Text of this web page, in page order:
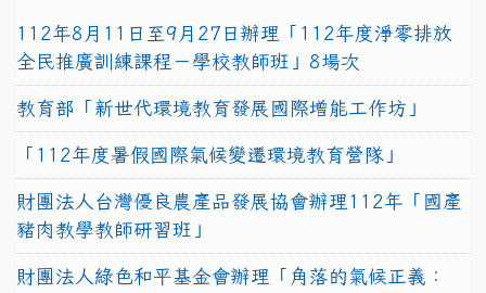
112年8月11日至9月27日辦理「112年度淨零排放
全民推廣訓練課程－學校教師班」8場次
教育部「新世代環境教育發展國際增能工作坊」
「112年度暑假國際氣候變遷環境教育營隊」
財團法人台灣優良農產品發展協會辦理112年「國產
豬肉教學教師研習班」
財團法人綠色和平基金會辦理「角落的氣候正義：